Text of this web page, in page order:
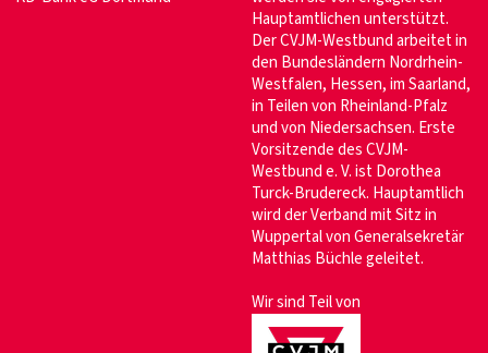
Hauptamtlichen unterstützt.
Der CVJM-Westbund arbeitet in
den Bundesländern Nordrhein-
Westfalen, Hessen, im Saarland,
in Teilen von Rheinland-Pfalz
und von Niedersachsen. Erste
Vorsitzende des CVJM-
Westbund e. V. ist Dorothea
Turck-Brudereck. Hauptamtlich
wird der Verband mit Sitz in
Wuppertal von Generalsekretär
Matthias Büchle geleitet.
Wir sind Teil von